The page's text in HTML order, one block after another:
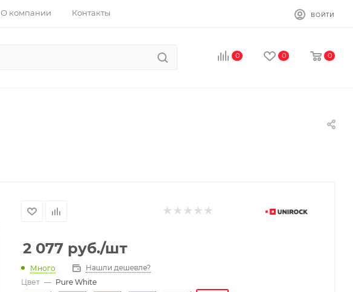
О компании Контакты ВОЙТИ
0 0 0
2 077 руб./шт
Много
Нашли дешевле?
Цвет — Pure White